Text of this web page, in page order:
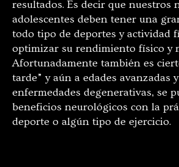
resultados. Es decir que nuestros
adolescentes deben tener una
todo tipo de deportes y actividad
optimizar su rendimiento físico y
Afortunadamente también es
tarde” y aún a edades avanzadas
enfermedades degenerativas, se
beneficios neurológicos con la
deporte o algún tipo de ejercicio.